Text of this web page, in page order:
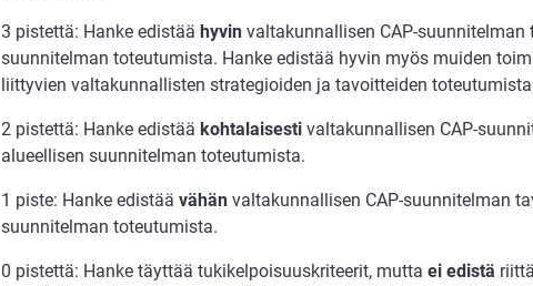
3 pistettä: Hanke edistää hyvin valtakunnallisen CAP-suunnitelman
suunnitelman toteutumista. Hanke edistää hyvin myös muiden
liittyvien valtakunnallisten strategioiden ja tavoitteiden
2 pistettä: Hanke edistää kohtalaisesti valtakunnallisen CAP-
alueellisen suunnitelman toteutumista.
1 piste: Hanke edistää vähän valtakunnallisen CAP-suunnitelman
suunnitelman toteutumista.
0 pistettä: Hanke täyttää tukikelpoisuuskriteerit, mutta ei edistä